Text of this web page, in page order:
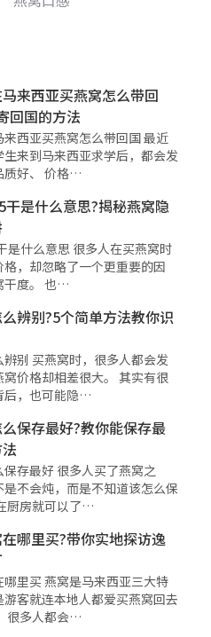
来西亚买燕窝怎么带回
回国的方法
西亚买燕窝怎么带回国 最近
来到马来西亚求学后，都会发
质好、 价格…
干是什么意思?揭秘燕窝隐
是什么意思 很多人在买燕窝时
格，却忽略了一个更重要的因
干度。 也…
辨别?5个简单方法教你识
别 买燕窝时，很多人都会发
价格却相差很大。 其实有很
后，也可能隐…
保存最好?教你能保存最
存最好 很多人买了燕窝之
不会炖，而是不知道该怎么保
厨房就可以了…
哪里买?带你实地探访逸
里买 燕窝是马来西亚三大特
客就连本地人都爱买燕窝回去
很多人都会…